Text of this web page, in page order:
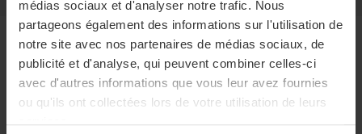
médias sociaux et d'analyser notre trafic. Nous
partageons également des informations sur l'utilisation de
notre site avec nos partenaires de médias sociaux, de
publicité et d'analyse, qui peuvent combiner celles-ci
avec d'autres informations que vous leur avez fournies
ou qu'ils ont collectées lors de votre utilisation de leurs
Documents
Catégorie de document